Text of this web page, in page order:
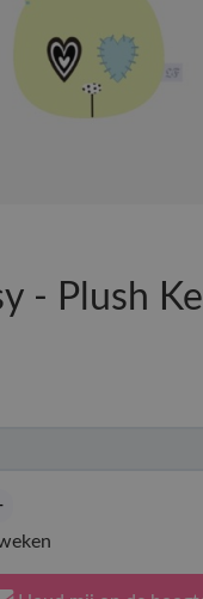
- Plush